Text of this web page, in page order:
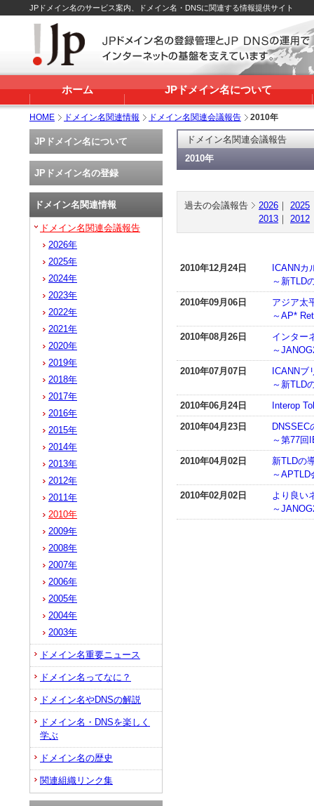
JPドメイン名のサービス案内、ドメイン名・DNSに関連する情報提供サイト
ホーム JPドメイン名について
HOME ドメイン名関連情報 ドメイン名関連会議報告 2010年
ドメイン名関連会議報告
2010年
過去の会議報告 2026 ｜ 2025
2013 ｜ 2012
2010年12月24日
ICANNカ
～新TLD
2010年09月06日
アジア太
～AP*
2010年08月26日
インター
～
2010年07月07日
ICANNブ
～新TLD
2010年06月24日
Interop
2010年04月23日
DNSSEC
～第77回
2010年04月02日
新TLDの
～APTLD
2010年02月02日
より良い
～
JPドメイン名について
JPドメイン名の登録
ドメイン名関連情報
ドメイン名関連会議報告
2026年
2025年
2024年
2023年
2022年
2021年
2020年
2019年
2018年
2017年
2016年
2015年
2014年
2013年
2012年
2011年
2010年
2009年
2008年
2007年
2006年
2005年
2004年
2003年
ドメイン名重要ニュース
ドメイン名ってなに？
ドメイン名やDNSの解説
ドメイン名・DNSを楽しく
学ぶ
ドメイン名の歴史
関連組織リンク集